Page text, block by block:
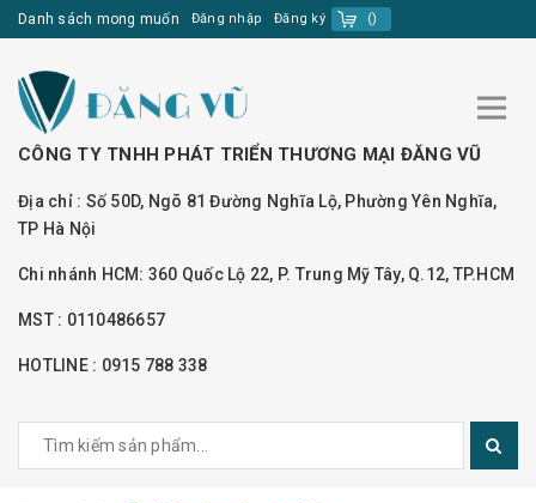
Danh sách mong muốn Đăng nhập Đăng ký ()
CÔNG TY TNHH PHÁT TRIỂN THƯƠNG MẠI ĐĂNG VŨ
Địa chỉ : Số 50D, Ngõ 81 Đường Nghĩa Lộ, Phường Yên Nghĩa,
TP Hà Nội
Chi nhánh HCM: 360 Quốc Lộ 22, P. Trung Mỹ Tây, Q.12, TP.HCM
MST : 0110486657
HOTLINE : 0915 788 338